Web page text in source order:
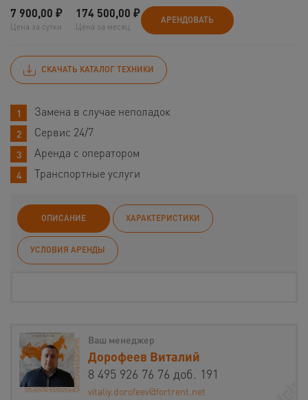
7 900,00 ₽
Цена за сутки
174 500,00 ₽
Цена за месяц
АРЕНДОВАТЬ
СКАЧАТЬ КАТАЛОГ ТЕХНИКИ
Замена в случае неполадок
Сервис 24/7
Аренда с оператором
Транспортные услуги
ОПИСАНИЕ ХАРАКТЕРИСТИКИ
УСЛОВИЯ АРЕНДЫ
Ваш менеджер
Дорофеев Виталий
8 495 926 76 76 доб. 191
vitaliy.dorofeev@fortrent.net